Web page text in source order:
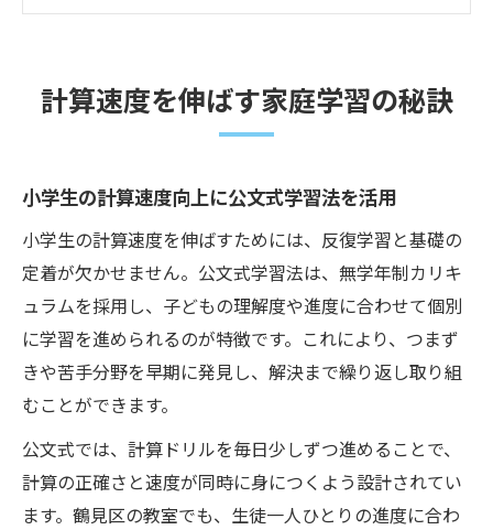
計算速度向上のためのドリル選びポイント
小学生向け公文計算ドリルで計算速度強化
す方法
公文式計算ドリルの反復が計算速度を変え
る
無学年制公文ドリルで小学生の計算力アッ
プ
自宅学習で計算力を高めるステップ
小学生が自宅で計算速度を伸ばす学習手順
計算速度を伸ばす家庭学習の秘訣
小学生の計算速度向上に公文式学習法を活用
小学生の計算速度を伸ばすためには、反復学習と基礎の
定着が欠かせません。公文式学習法は、無学年制カリキ
ュラムを採用し、子どもの理解度や進度に合わせて個別
に学習を進められるのが特徴です。これにより、つまず
きや苦手分野を早期に発見し、解決まで繰り返し取り組
むことができます。
公文式では、計算ドリルを毎日少しずつ進めることで、
計算の正確さと速度が同時に身につくよう設計されてい
ます。鶴見区の教室でも、生徒一人ひとりの進度に合わ